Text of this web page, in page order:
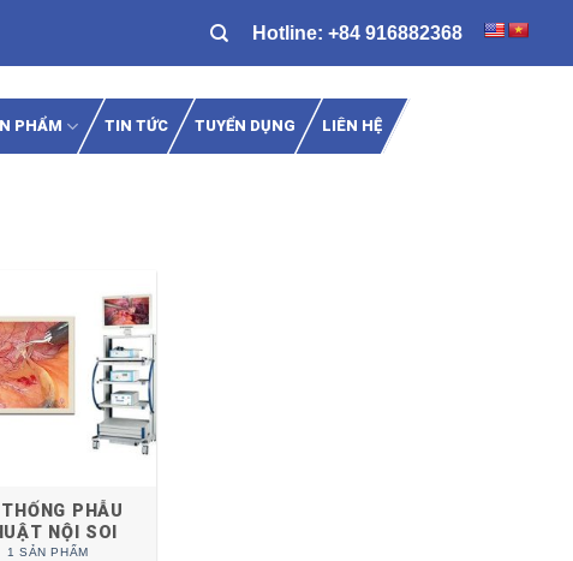
Hotline:+84 916882368
PHẨM TIN TỨC TUYỂN DỤNG LIÊN HỆ
THỐNG PHẪU
NỘI SOI
1 SẢN PHẨM